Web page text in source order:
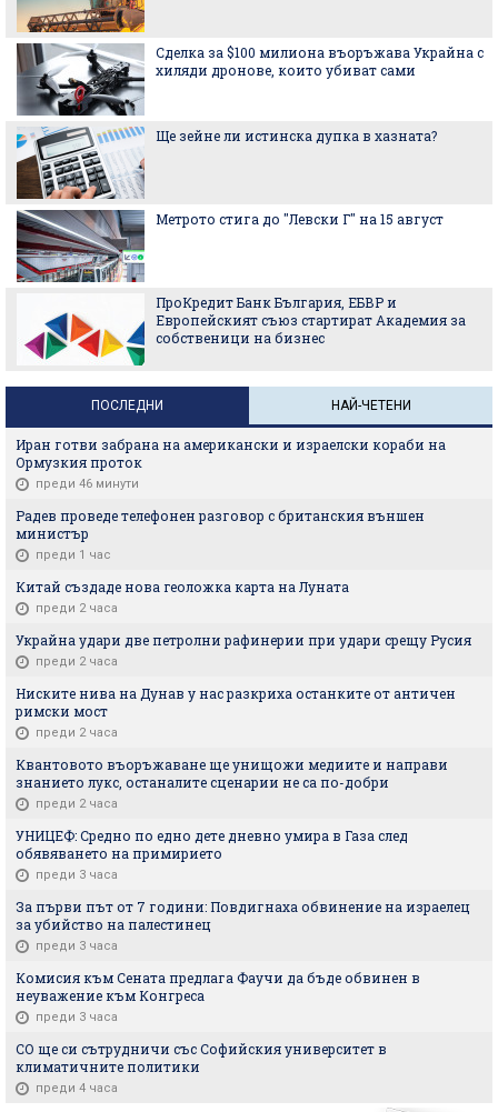
Сделка за $100 милиона въоръжава Украйна с
хиляди дронове, които убиват сами
Ще зейне ли истинска дупка в хазната?
Метрото стига до "Левски Г" на 15 август
ПроКредит Банк България, ЕБВР и
Европейският съюз стартират Академия за
собственици на бизнес
ПОСЛЕДНИ НАЙ-ЧЕТЕНИ
Иран готви забрана на американски и израелски кораби на
Ормузкия проток
преди 46 минути
Радев проведе телефонен разговор с британския външен
министър
преди 1 час
Китай създаде нова геоложка карта на Луната
преди 2 часа
Украйна удари две петролни рафинерии при удари срещу Русия
преди 2 часа
Ниските нива на Дунав у нас разкриха останките от античен
римски мост
преди 2 часа
Квантовото въоръжаване ще унищожи медиите и направи
знанието лукс, останалите сценарии не са по-добри
преди 2 часа
УНИЦЕФ: Средно по едно дете дневно умира в Газа след
обявяването на примирието
преди 3 часа
За първи път от 7 години: Повдигнаха обвинение на израелец
за убийство на палестинец
преди 3 часа
Комисия към Сената предлага Фаучи да бъде обвинен в
неуважение към Конгреса
преди 3 часа
СО ще си сътрудничи със Софийския университет в
климатичните политики
преди 4 часа